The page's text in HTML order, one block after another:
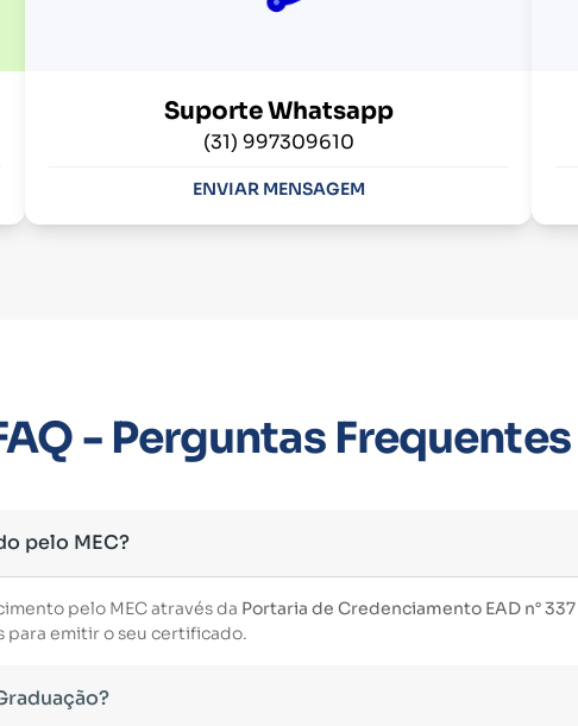
Suporte Whatsapp
(31) 997309610
ENVIAR MENSAGEM
- Perguntas Frequentes
pelo MEC?
pelo MEC através da Portaria de Credenciamento EAD n°
emitir o seu certificado.